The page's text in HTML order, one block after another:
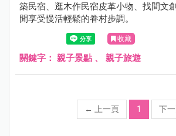
築民宿、逛木作民宿皮革小物、找間文
閒享受慢活輕鬆的眷村步調。
收藏
關鍵字： 親子景點 、 親子旅遊
← 上一頁 1 下